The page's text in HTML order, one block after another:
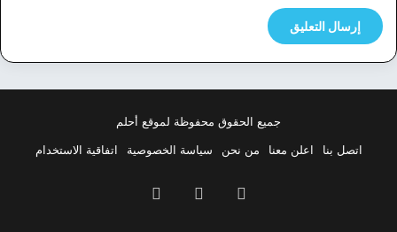
جميع الحقوق محفوظة لموقع أحلم
اتصل بنا
اعلن معنا من نحن سياسة الخصوصية اتفاقية الاستخدام
فيسبوك